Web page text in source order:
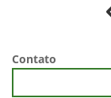
Contato